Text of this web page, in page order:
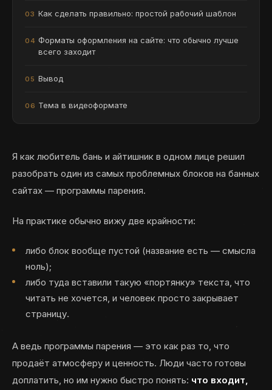
Как сделать правильно: простой рабочий шаблон
Форматы оформления на сайте: что обычно лучше
всего заходит
Вывод
Тема в видеоформате
Я как любитель бань и айтишник в одном лице решил
разобрать один из самых проблемных блоков на банных
сайтах — программы парения.
На практике обычно вижу две крайности:
либо блок вообще пустой (название есть — смысла
ноль);
либо туда вставили такую «портянку» текста, что
читать не хочется, и человек просто закрывает
страницу.
А ведь программы парения — это как раз то, что
продаёт атмосферу и ценность. Люди часто готовы
доплатить, но им нужно быстро понять: что входит,